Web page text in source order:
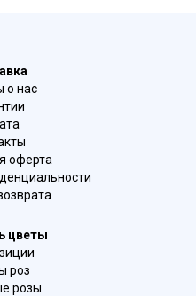
о нас
оферта
цветы
роз
розы